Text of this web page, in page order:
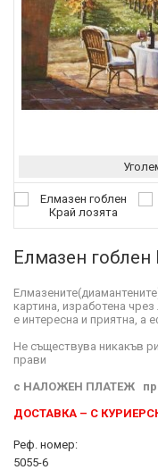
Елмазен гоблен
картина, изработена
е интересна и приятна, а
Не съществува никакъв
прави
с НАЛОЖЕН ПЛАТЕЖ
ДОСТАВКА – С
Реф. номер:
5055-6